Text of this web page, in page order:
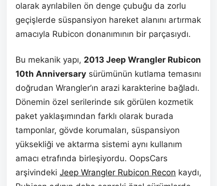
olarak ayrılabilen ön denge çubuğu da zorlu
geçişlerde süspansiyon hareket alanını artırmak
amacıyla Rubicon donanımının bir parçasıydı.
Bu mekanik yapı, 2013 Jeep Wrangler Rubicon
10th Anniversary sürümünün kutlama temasını
doğrudan Wrangler’ın arazi karakterine bağladı.
Dönemin özel serilerinde sık görülen kozmetik
paket yaklaşımından farklı olarak burada
tamponlar, gövde korumaları, süspansiyon
yüksekliği ve aktarma sistemi aynı kullanım
amacı etrafında birleşiyordu. OopsCars
arşivindeki Jeep Wrangler Rubicon Recon kaydı,